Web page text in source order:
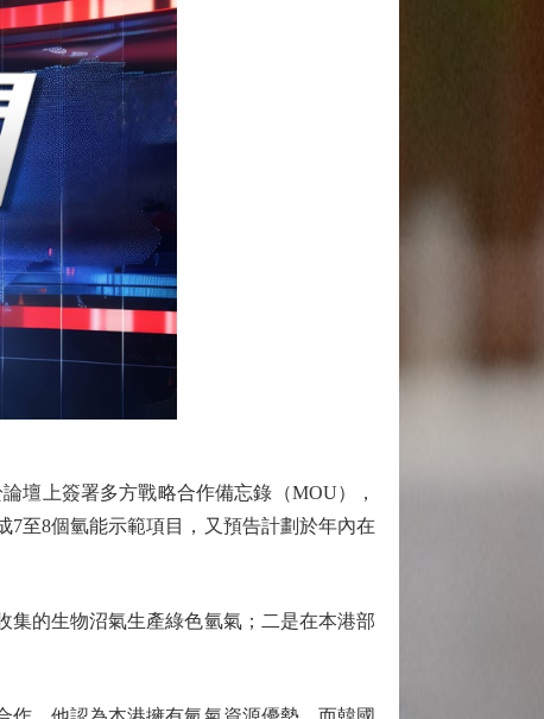
上簽署多方戰略合作備忘錄（MOU），
至8個氫能示範項目，又預告計劃於年內在
的生物沼氣生產綠色氫氣；二是在本港部